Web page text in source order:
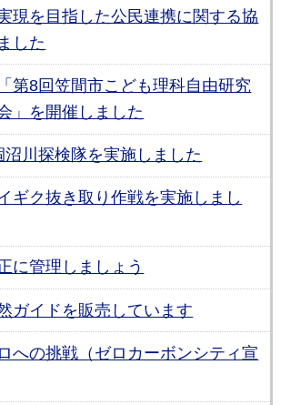
現を目指した公民連携に関する協
した
第8回笠間市こども理科自由研究
」を開催しました
沼川探検隊を実施しました
ギク抜き取り作戦を実施しまし
に管理しましょう
ガイドを販売しています
への挑戦（ゼロカーボンシティ宣